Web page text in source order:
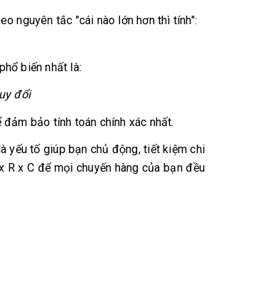
nguyên tắc "cái nào lớn hơn thì tính":
biến nhất là:
đổi
bảo tính toán chính xác nhất.
yếu tố giúp bạn chủ động, tiết kiệm chi
x C để mọi chuyến hàng của bạn đều